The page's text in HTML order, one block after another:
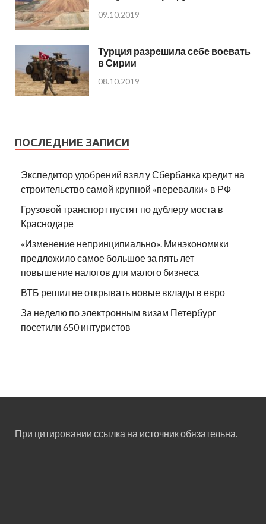
09.10.2019
Турция разрешила себе воевать
в Сирии
08.10.2019
ПОСЛЕДНИЕ ЗАПИСИ
Экспедитор удобрений взял у Сбербанка кредит на
строительство самой крупной «перевалки» в РФ
Грузовой транспорт пустят по дублеру моста в
Краснодаре
«Изменение непринципиально». Минэкономики
предложило самое большое за пять лет
повышение налогов для малого бизнеса
ВТБ решил не открывать новые вклады в евро
За неделю по электронным визам Петербург
посетили 650 интуристов
При цитировании ссылка на источник обязательна.